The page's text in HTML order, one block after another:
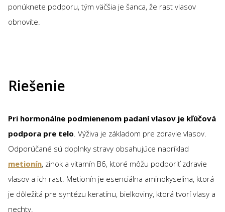
ponúknete podporu, tým väčšia je šanca, že rast vlasov
obnovíte.
Riešenie
Pri hormonálne podmienenom padaní vlasov je kľúčová
podpora pre telo . Výživa je základom pre zdravie vlasov.
Odporúčané sú doplnky stravy obsahujúce napríklad
metionín, zinok a vitamín B6, ktoré môžu podporiť zdravie
vlasov a ich rast. Metionín je esenciálna aminokyselina, ktorá
je dôležitá pre syntézu keratínu, bielkoviny, ktorá tvorí vlasy a
nechty.